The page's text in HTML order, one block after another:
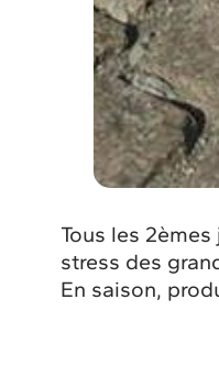
Tous les
stress des
En saison,